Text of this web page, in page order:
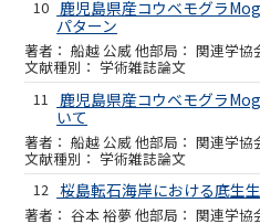
10 鹿児島県産コウベモグラ
パターン
船越 公威 他 関連学協
学術雑誌論文
11
鹿児島県産コウベモグラ
いて
船越 公威 他 関連学協
学術雑誌論文
12 桜島転石海岸における底生
谷本 裕夢 他 関連学協